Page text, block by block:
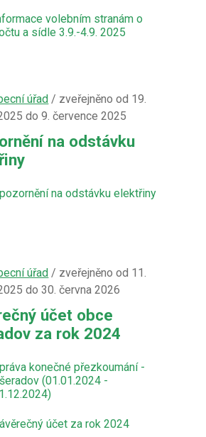
volebním stranám o
a sídle 3.9.-4.9. 2025
úřad / zveřejněno od 19.
do 9. července 2025
na odstávku
na odstávku elektřiny
úřad / zveřejněno od 11.
do 30. června 2026
účet obce
za rok 2024
konečné přezkoumání -
(01.01.2024 -
účet za rok 2024